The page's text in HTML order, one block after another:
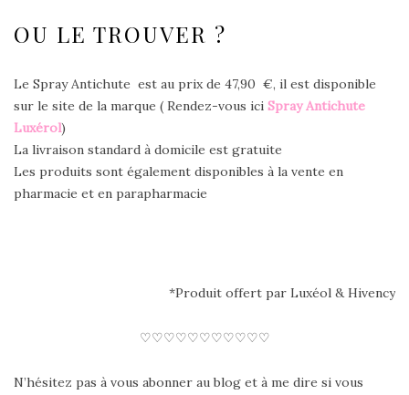
OU LE TROUVER ?
Le Spray Antichute est au prix de 47,90 €, il est disponible
sur le site de la marque ( Rendez-vous ici Spray Antichute
Luxérol)
La livraison standard à domicile est gratuite
Les produits sont également disponibles à la vente en
pharmacie et en parapharmacie
*Produit offert par Luxéol & Hivency
♡♡♡♡♡♡♡♡♡♡♡
N’hésitez pas à vous abonner au blog et à me dire si vous